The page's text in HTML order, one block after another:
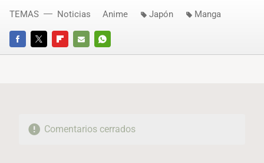
FACEBOOKTWITTERFLIPBOARD
E-
WHATSAPP
TEMAS Noticias Anime Japón Manga
Comentarios cerrados